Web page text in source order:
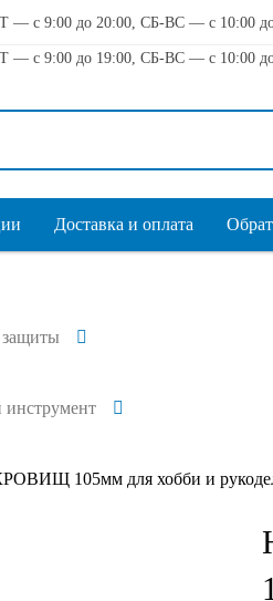
— с 9:00 до 20:00, СБ-ВС — с 10:00
— с 9:00 до 19:00, СБ-ВС — с 10:00
Доставка и оплата
защиты
105мм для хобби и